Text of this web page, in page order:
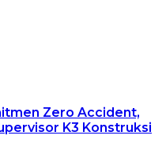
Zero Accident,
K3 Konstruksi